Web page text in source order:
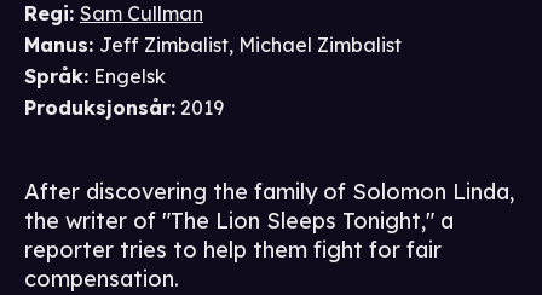
Regi: Sam Cullman
Manus: Jeff Zimbalist, Michael Zimbalist
Språk: Engelsk
Produksjonsår: 2019
After discovering the family of Solomon Linda,
the writer of "The Lion Sleeps Tonight," a
reporter tries to help them fight for fair
compensation.